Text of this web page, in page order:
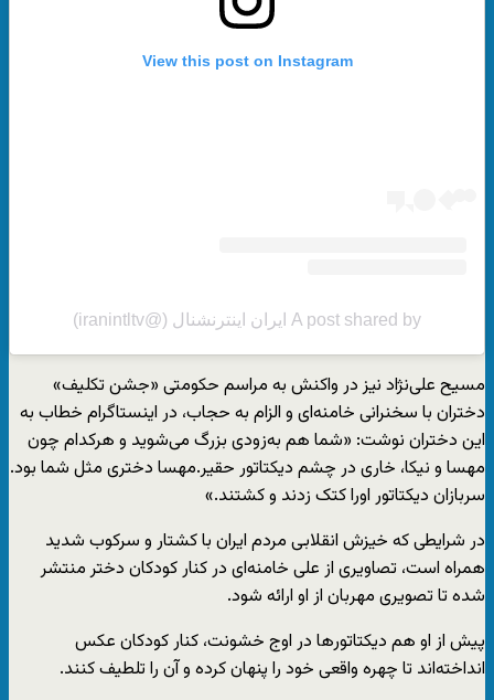
View this post on Instagram
A post shared by ایران اینترنشنال (@iranintltv)
مسیح علی‌نژاد نیز در واکنش به مراسم حکومتی «جشن تکلیف»
دختران با سخنرانی خامنه‌ای و الزام به حجاب، در اینستاگرام خطاب به
این دختران نوشت: «شما هم به‌زودی بزرگ می‌شوید و هرکدام چون
مهسا و نیکا، خاری در چشم دیکتاتور حقیر.مهسا دختری مثل شما بود.
سربازان دیکتاتور اورا کتک زدند و کشتند.»
در شرایطی که خیزش انقلابی مردم ایران با کشتار و سرکوب شدید
همراه است، تصاویری از علی خامنه‌ای در کنار کودکان دختر منتشر
شده تا تصویری مهربان از او ارائه شود.
پیش از او هم دیکتاتورها در اوج خشونت، کنار کودکان عکس
انداخته‌اند تا چهره واقعی خود را پنهان کرده و آن را تلطیف کنند.